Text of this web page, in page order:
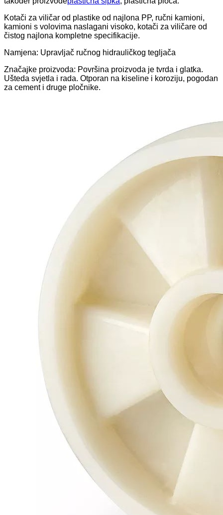
Kotači za viličar od plastike od najlona PP, ručni kamioni,
kamioni s volovima naslagani visoko, kotači za viličare od
čistog najlona kompletne specifikacije.
Namjena: Upravljač ručnog hidrauličkog tegljača
Značajke proizvoda: Površina proizvoda je tvrda i glatka.
Ušteda svjetla i rada. Otporan na kiseline i koroziju, pogodan
za cement i druge pločnike.